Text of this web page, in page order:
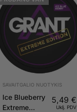
SAVAITGALIO NUOTYKIS
Ice Blueberry
Extreme
5,49 €
Uklj. PDV